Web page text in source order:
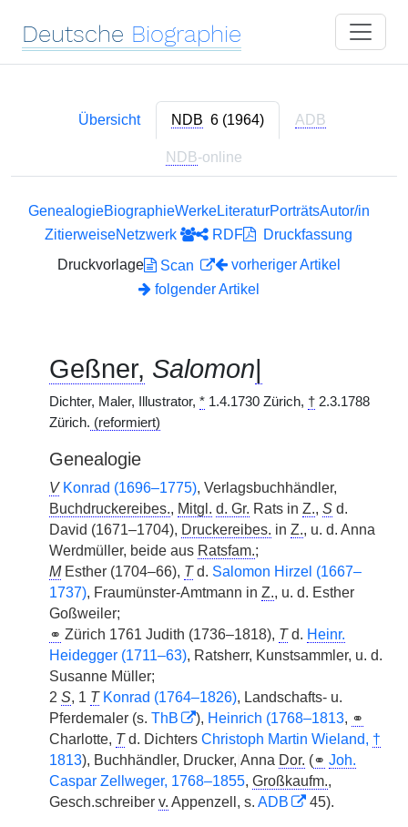
Deutsche Biographie
Übersicht NDB 6 (1964) ADB
NDB-online
GenealogieBiographieWerkeLiteraturPorträtsAutor/in
ZitierweiseNetzwerk RDF
Druckfassung
Druckvorlage
Scan
vorheriger Artikel
folgender Artikel
Geßner, Salomon|
Dichter, Maler, Illustrator, * 1.4.1730 Zürich, † 2.3.1788
Zürich. (reformiert)
Genealogie
V Konrad (1696–1775), Verlagsbuchhändler,
Buchdruckereibes., Mitgl. d. Gr. Rats in Z., S d.
David (1671–1704), Druckereibes. in Z., u. d. Anna
Werdmüller, beide aus Ratsfam.;
MEsther (1704–66), Td. Salomon Hirzel (1667–
1737), Fraumünster-Amtmann in Z., u. d. Esther
Goßweiler;
⚭ Zürich 1761 Judith (1736–1818), Td. Heinr.
Heidegger (1711–63), Ratsherr, Kunstsammler, u. d.
Susanne Müller;
2 S, 1 T Konrad (1764–1826), Landschafts- u.
Pferdemaler (s. ThB ), Heinrich (1768–1813, ⚭
Charlotte, Td. Dichters Christoph Martin Wieland, †
1813), Buchhändler, Drucker, Anna Dor. (⚭ Joh.
Caspar Zellweger, 1768–1855, Großkaufm.,
Gesch.schreiber v. Appenzell, s. ADB 45).